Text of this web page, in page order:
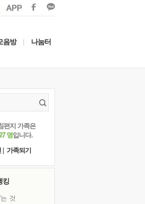
음방 나눔터
편지 가족은
명입니다.
가족되기
킹